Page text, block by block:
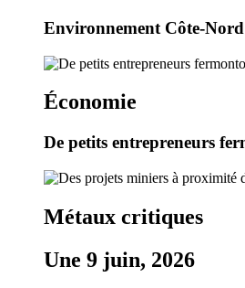
Environnement Côte-
Économie
De petits entrepreneurs
Métaux critiques
Une 9 juin, 2026